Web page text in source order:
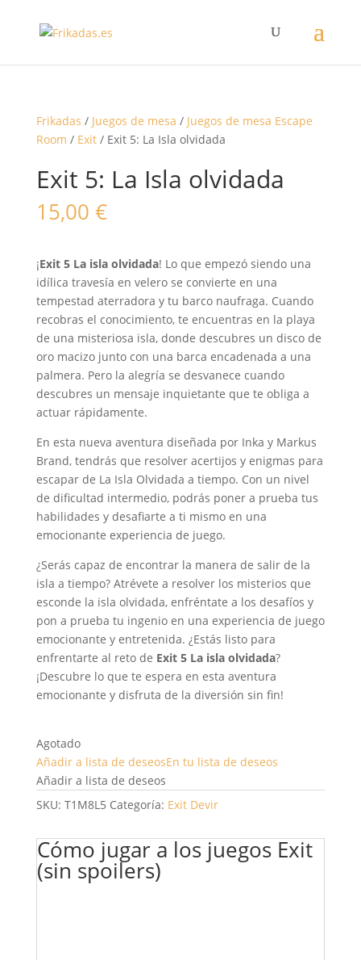
Frikadas / Juegos de mesa / Juegos de mesa Escape
Room / Exit/ Exit 5: La Isla olvidada
Exit 5: La Isla olvidada
15,00 €
¡Exit 5 La isla olvidada! Lo que empezó siendo una
idílica travesía en velero se convierte en una
tempestad aterradora y tu barco naufraga. Cuando
recobras el conocimiento, te encuentras en la playa
de una misteriosa isla, donde descubres un disco de
oro macizo junto con una barca encadenada a una
palmera. Pero la alegría se desvanece cuando
descubres un mensaje inquietante que te obliga a
actuar rápidamente.
En esta nueva aventura diseñada por Inka y Markus
Brand, tendrás que resolver acertijos y enigmas para
escapar de La Isla Olvidada a tiempo. Con un nivel
de dificultad intermedio, podrás poner a prueba tus
habilidades y desafiarte a ti mismo en una
emocionante experiencia de juego.
¿Serás capaz de encontrar la manera de salir de la
isla a tiempo? Atrévete a resolver los misterios que
esconde la isla olvidada, enfréntate a los desafíos y
pon a prueba tu ingenio en una experiencia de juego
emocionante y entretenida. ¿Estás listo para
enfrentarte al reto de Exit 5 La isla olvidada?
¡Descubre lo que te espera en esta aventura
emocionante y disfruta de la diversión sin fin!
Agotado
Añadir a lista de deseosEn tu lista de deseos
Añadir a lista de deseos
SKU: T1M8L5 Categoría: Exit Devir
Cómo jugar a los juegos Exit
(sin spoilers)